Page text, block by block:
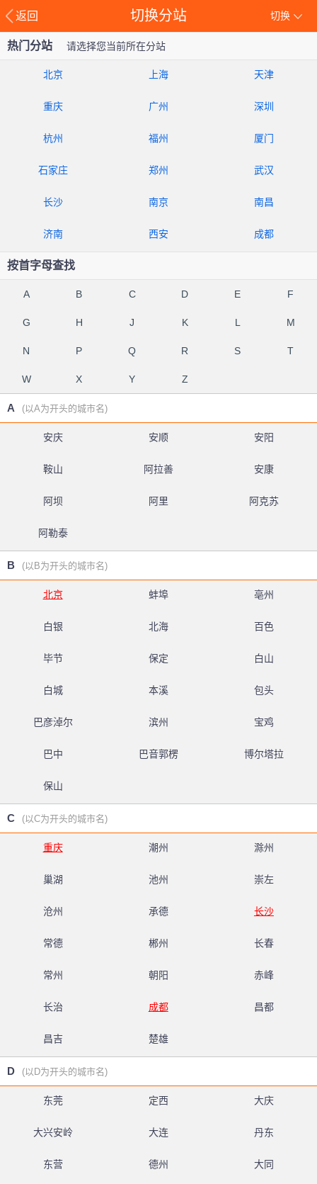
返回 切换
切换分站
热门分站 请选择您当前所在分站
北京 上海 天津
重庆 广州 深圳
杭州 福州 厦门
石家庄 郑州 武汉
长沙 南京 南昌
济南 西安 成都
按首字母查找
A B C D E F
G H J K L M
N P Q R S T
W X Y Z
A (以A为开头的城市名)
安庆 安顺 安阳
鞍山 阿拉善 安康
阿坝 阿里 阿克苏
阿勒泰
B (以B为开头的城市名)
北京 蚌埠 亳州
白银 北海 百色
毕节 保定 白山
白城 本溪 包头
巴彦淖尔 滨州 宝鸡
巴中 巴音郭楞 博尔塔拉
保山
C (以C为开头的城市名)
重庆 潮州 滁州
巢湖 池州 崇左
沧州 承德 长沙
常德 郴州 长春
常州 朝阳 赤峰
长治 成都 昌都
昌吉 楚雄
D (以D为开头的城市名)
东莞 定西 大庆
大兴安岭 大连 丹东
东营 德州 大同